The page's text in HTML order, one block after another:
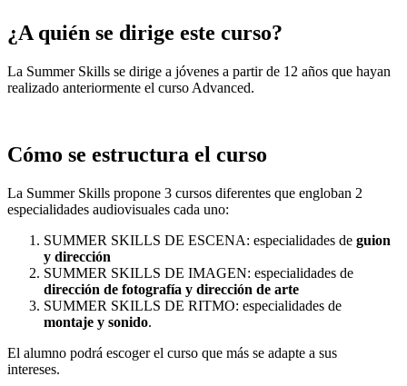
¿A quién se dirige este curso?
La Summer Skills se dirige a jóvenes a partir de 12 años que hayan
realizado anteriormente el curso Advanced.
Cómo se estructura el curso
La Summer Skills propone 3 cursos diferentes que engloban 2
especialidades audiovisuales cada uno:
SUMMER SKILLS DE ESCENA: especialidades de guion
y dirección
SUMMER SKILLS DE IMAGEN: especialidades de
dirección de fotografía y dirección de arte
SUMMER SKILLS DE RITMO: especialidades de
montaje y sonido.
El alumno podrá escoger el curso que más se adapte a sus
intereses.